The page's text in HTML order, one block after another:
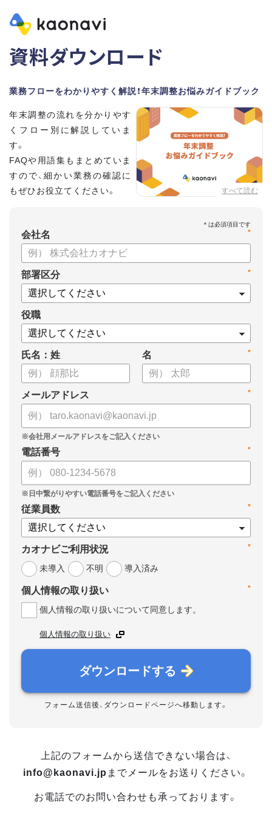
資料ダウンロード
業務フローをわかりやすく解説！年末調整お悩みガイドブック
すべて読む
年末調整の流れを分かりやす
くフロー別に解説していま
す。
FAQや用語集もまとめていま
すので、細かい業務の確認に
もぜひお役立てください。
*
会社名
*
部署区分
役職
氏名：姓 *
名
*
メールアドレス
*
電話番号
*
従業員数
*
カオナビご利用状況
未導入
不明 導入済み
*
個人情報の取り扱い
個人情報の取り扱いについて同意します。
個人情報の取り扱い
ダウンロードする
フォーム送信後、ダウンロードページへ移動します。
上記のフォームから送信できない場合は、
info@kaonavi.jp までメールをお送りください。
お電話でのお問い合わせも承っております。